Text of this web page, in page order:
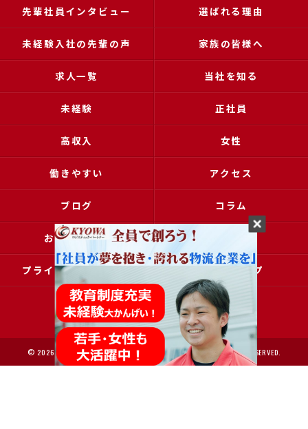
先輩社員インタビュー 選ばれる理由
未経験入社の先輩の声 家族の皆様へ
求人一覧 当社を知る
未経験 正社員
高収入 女性
働きやすい アクセス
ブログ コラム
お問い合わせ
プライバシーポリシー サイトマップ
© 2026 大阪で運送の求人なら協和運送株式会社 ALL RIGHTS RESERVED.